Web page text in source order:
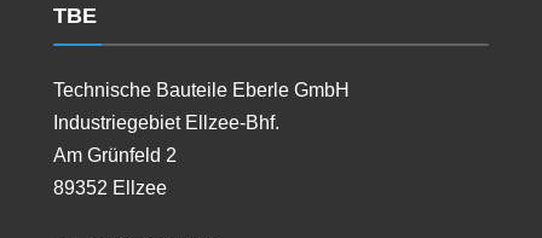
TBE
Technische Bauteile Eberle GmbH
Industriegebiet Ellzee-Bhf.
Am Grünfeld 2
89352 Ellzee